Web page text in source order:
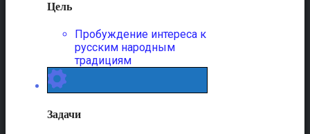
Цель
Пробуждение интереса к
русским народным
традициям
Задачи